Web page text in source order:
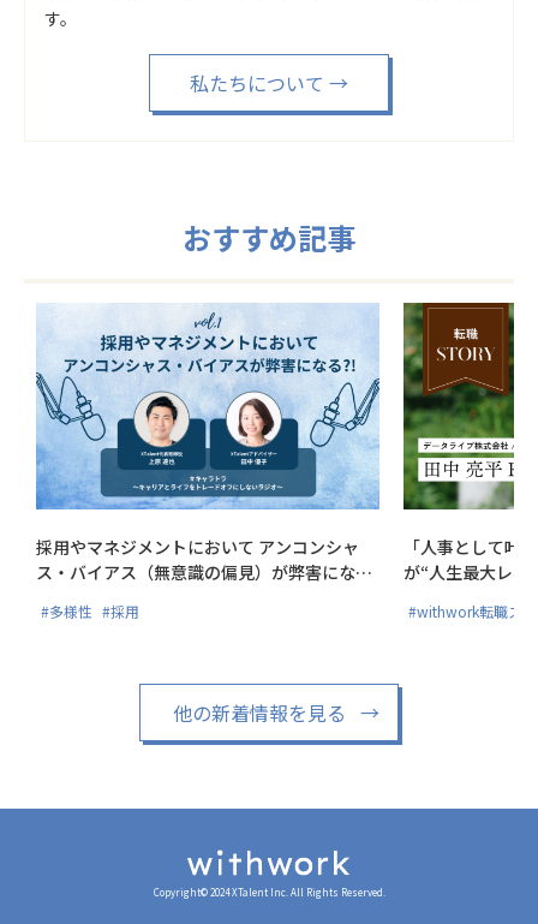
す。
私たちについて →
おすすめ記事
採用やマネジメントにおいて アンコンシャ
ス・バイアス（無意識の偏見）が弊害にな
#多様性 #採用
「人事として叶
が“人生最大レベ
#withwork転職ス
他の新着情報を見る →
Copyright© 2024 XTalent Inc. All Rights Reserved.